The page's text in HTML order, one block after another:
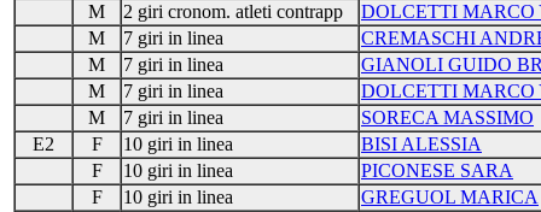
M
2 giri cronom. atleti contrapp
DOLCETTI MARCO
M
7 giri in linea
CREMASCHI
M
7 giri in linea
GIANOLI GUIDO
M
7 giri in linea
DOLCETTI MARCO
M
7 giri in linea
SORECA MASSIMO
E2
F 10 giri in linea
BISI ALESSIA
F
10 giri in linea
PICONESE SARA
F
10 giri in linea
GREGUOL MARICA